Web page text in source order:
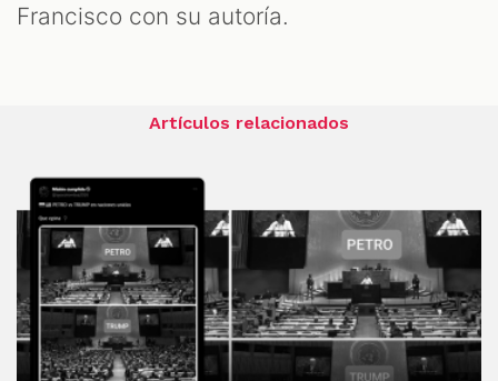
Francisco con su autoría.
Artículos relacionados